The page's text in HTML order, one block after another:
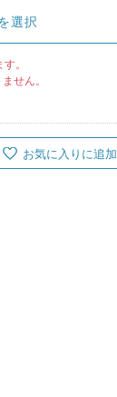
選択
。
せん。
お気に入りに追加